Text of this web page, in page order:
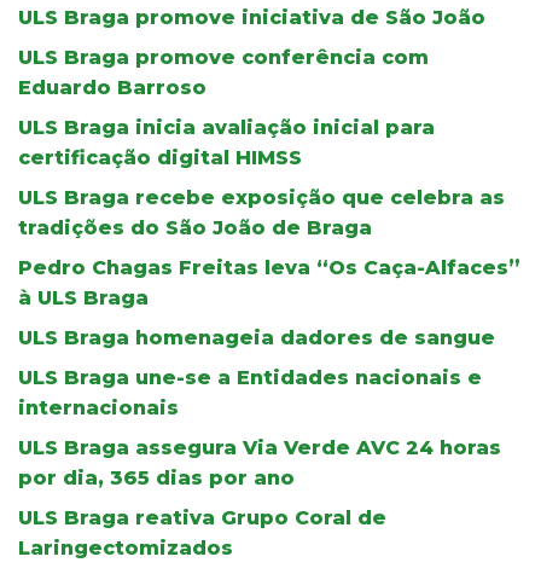
ULS Braga promove iniciativa de São João
ULS Braga promove conferência com
Eduardo Barroso
ULS Braga inicia avaliação inicial para
certificação digital HIMSS
ULS Braga recebe exposição que celebra as
tradições do São João de Braga
Pedro Chagas Freitas leva “Os Caça-Alfaces”
à ULS Braga
ULS Braga homenageia dadores de sangue
ULS Braga une-se a Entidades nacionais e
internacionais
ULS Braga assegura Via Verde AVC 24 horas
por dia, 365 dias por ano
ULS Braga reativa Grupo Coral de
Laringectomizados